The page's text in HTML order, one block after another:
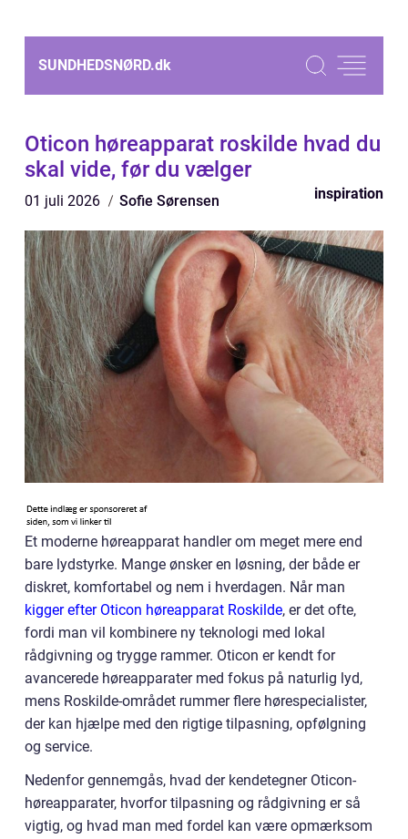
SUNDHEDSNØRD.dk
Oticon høreapparat roskilde hvad du
skal vide, før du vælger
01 juli 2026 Sofie Sørensen inspiration
Et moderne høreapparat handler om meget mere end
bare lydstyrke. Mange ønsker en løsning, der både er
diskret, komfortabel og nem i hverdagen. Når man
kigger efter Oticon høreapparat Roskilde, er det ofte,
fordi man vil kombinere ny teknologi med lokal
rådgivning og trygge rammer. Oticon er kendt for
avancerede høreapparater med fokus på naturlig lyd,
mens Roskilde-området rummer flere hørespecialister,
der kan hjælpe med den rigtige tilpasning, opfølgning
og service.
Nedenfor gennemgås, hvad der kendetegner Oticon-
høreapparater, hvorfor tilpasning og rådgivning er så
vigtig, og hvad man med fordel kan være opmærksom